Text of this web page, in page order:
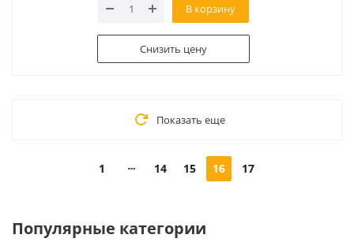
В корзину
Снизить цену
Показать еще
1 14 15 16 17
Популярные категории